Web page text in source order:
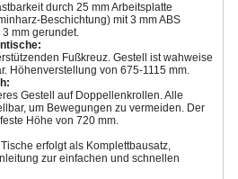
durch 25 mm Arbeitsplatte
Beschichtung) mit 3 mm ABS
mm gerundet.
Fußkreuz. Gestell ist wahweise
Höhenverstellung von 675-1115 mm.
Gestell auf Doppellenkrollen. Alle
um Bewegungen zu vermeiden. Der
Höhe von 720 mm.
erfolgt als Komplettbausatz,
zur einfachen und schnellen